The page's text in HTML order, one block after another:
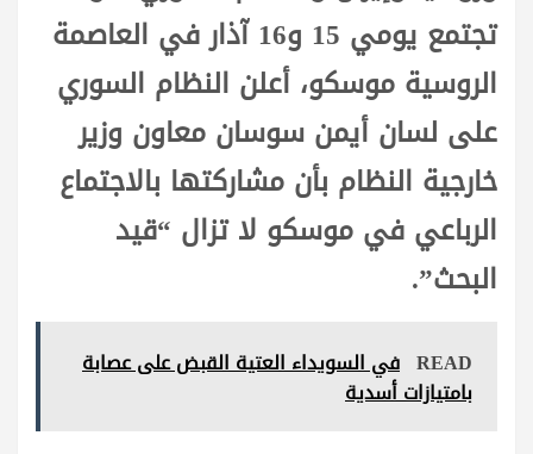
تجتمع يومي 15 و16 آذار في العاصمة
الروسية موسكو، أعلن النظام السوري
على لسان أيمن سوسان معاون وزير
خارجية النظام بأن مشاركتها بالاجتماع
الرباعي في موسكو لا تزال “قيد
البحث”.
READ في السويداء العتية القبض على عصابة
بامتيازات أسدية